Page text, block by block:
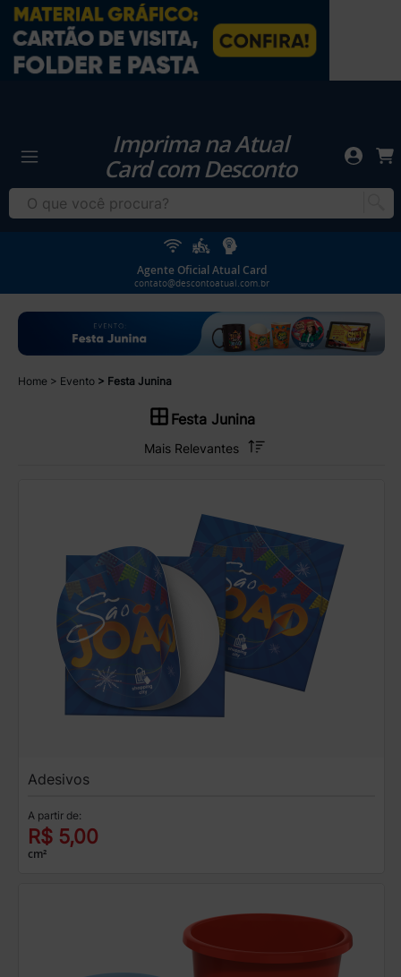
Imprima na Atual
Card com Desconto
Agente Oficial Atual Card
contato@descontoatual.com.br
Home Evento Festa Junina
Festa Junina
Adesivos
A partir de:
R$ 5,00
cm²